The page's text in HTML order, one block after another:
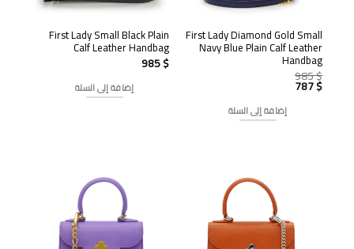
First Lady Diamond Gold Small
Navy Blue Plain Calf Leather
Handbag
985$
السعر
الأصلي
787$
السعر
إضافة إلى السلة
First Lady Small Black Plain
Calf Leather Handbag
985$
إضافة إلى السلة